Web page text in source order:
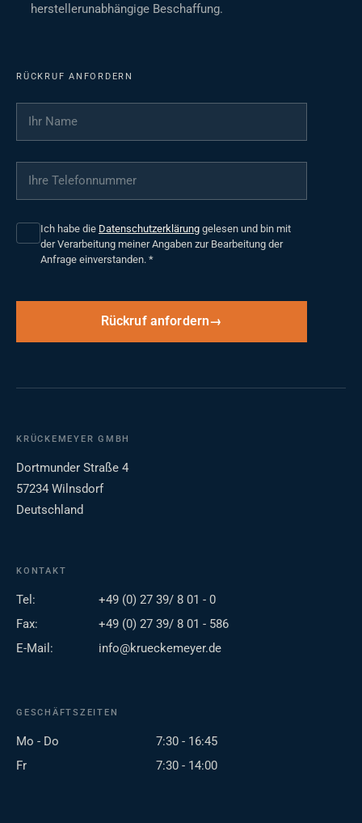
herstellerunabhängige Beschaffung.
RÜCKRUF ANFORDERN
Ihr Name
Ihre Telefonnummer
Ich habe die Datenschutzerklärung gelesen und bin mit
der Verarbeitung meiner Angaben zur Bearbeitung der
Anfrage einverstanden. *
Rückruf anfordern
KRÜCKEMEYER GMBH
Dortmunder Straße 4
57234 Wilnsdorf
Deutschland
KONTAKT
Tel:
+49 (0) 27 39/ 8 01 - 0
Fax:
+49 (0) 27 39/ 8 01 - 586
E-Mail:
info@krueckemeyer.de
GESCHÄFTSZEITEN
Mo - Do
7:30 - 16:45
Fr
7:30 - 14:00